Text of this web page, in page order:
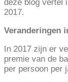
deze blog vertel
2017.
Veranderingen
In 2017 zijn er
premie van de
per persoon per